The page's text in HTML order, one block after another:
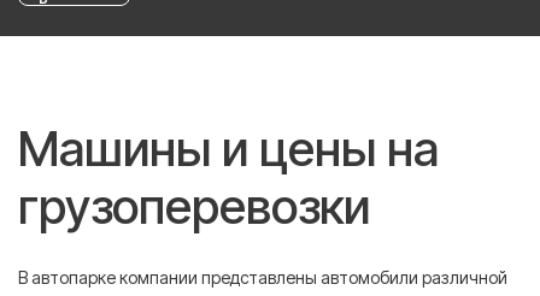
Машины и цены на
грузоперевозки
В автопарке компании представлены автомобили различной